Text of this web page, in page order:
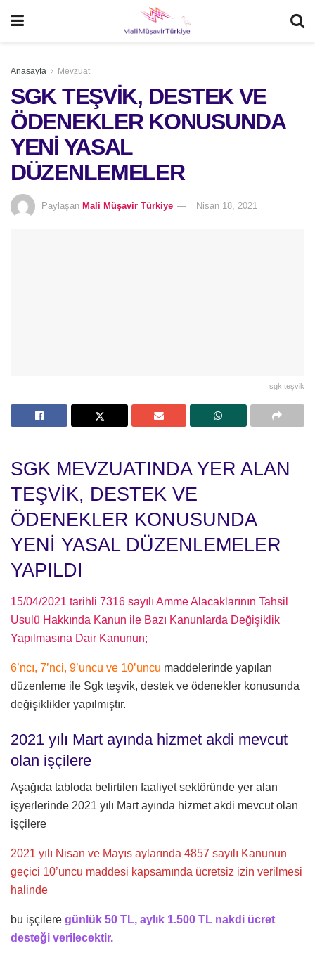
Anasayfa Mevzuat
SGK TEŞVİK, DESTEK VE
ÖDENEKLER KONUSUNDA
YENİ YASAL
DÜZENLEMELER
Paylaşan Mali Müşavir Türkiye Nisan 18, 2021
sgk teşvik
SGK MEVZUATINDA YER ALAN
TEŞVİK, DESTEK VE
ÖDENEKLER KONUSUNDA
YENİ YASAL DÜZENLEMELER
YAPILDI
15/04/2021 tarihli 7316 sayılı Amme Alacaklarının Tahsil
Usulü Hakkında Kanun ile Bazı Kanunlarda Değişiklik
Yapılmasına Dair Kanunun;
6’ncı, 7’nci, 9’uncu ve 10’uncu maddelerinde yapılan
düzenleme ile Sgk teşvik, destek ve ödenekler konusunda
değişiklikler yapılmıştır.
2021 yılı Mart ayında hizmet akdi mevcut
olan işçilere
Aşağıda tabloda belirtilen faaliyet sektöründe yer alan
işyerlerinde 2021 yılı Mart ayında hizmet akdi mevcut olan
işçilere
2021 yılı Nisan ve Mayıs aylarında 4857 sayılı Kanunun
geçici 10’uncu maddesi kapsamında ücretsiz izin verilmesi
halinde
bu işçilere günlük 50 TL, aylık 1.500 TL nakdi ücret
desteği verilecektir.